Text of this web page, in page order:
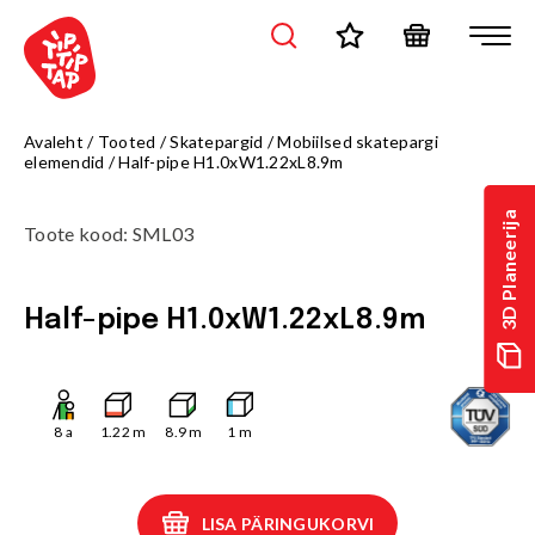
3D Planeerija
Avaleht / Tooted /Skatepargid /Mobiilsed skatepargi
elemendid /Half-pipe H1.0xW1.22xL8.9m
Toote kood: SML03
Half-pipe H1.0xW1.22xL8.9m
8 a 1.22 m 8.9m 1 m
LISA PÄRINGUKORVI